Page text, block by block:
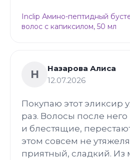
Inclip Амино-пептидный
волос с капиксилом, 50 мл
Н
Назарова Алиса
12.07.2026
Покупаю этот эликсир
раз. Волосы после него
и блестящие,
этом совсем не
приятный, сладкий. Из